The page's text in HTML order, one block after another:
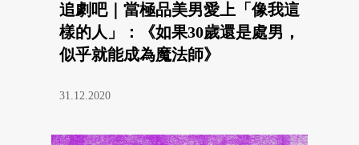
追劇吧｜當極品美男愛上「像我這
樣的人」：《如果30歲還是處男，
似乎就能成為魔法師》
31.12.2020